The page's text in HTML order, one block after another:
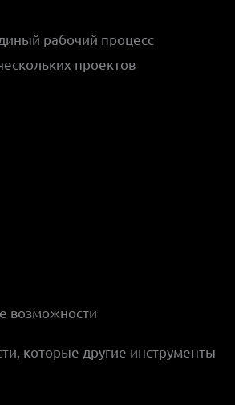
рабочий процесс
проектов
возможности
которые другие инструменты